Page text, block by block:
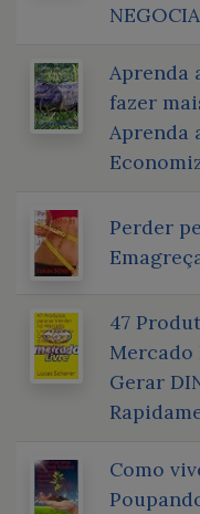
Aprenda
fazer
Aprenda
Perder
47
Mercado
Gerar
Como